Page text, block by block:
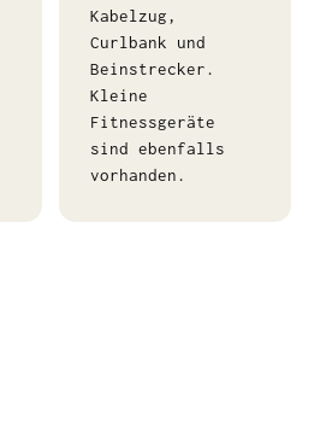
Kabelzug,
Curlbank und
Beinstrecker.
Kleine
Fitnessgeräte
sind ebenfalls
vorhanden.